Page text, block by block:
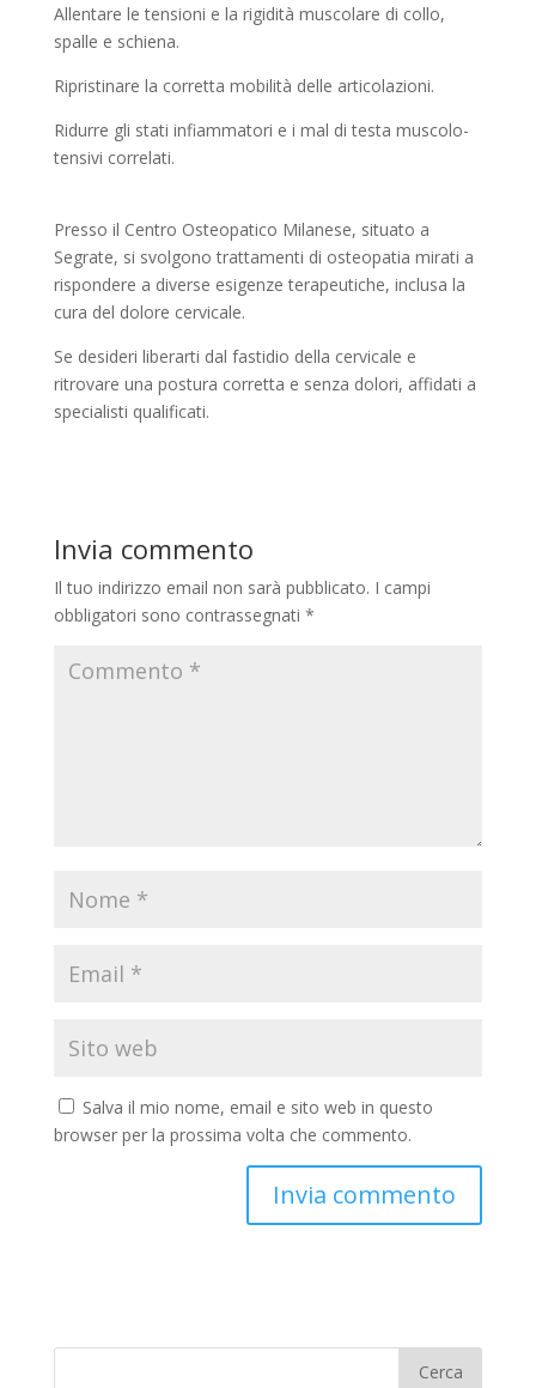
Allentare le tensioni e la rigidità muscolare di collo,
spalle e schiena.
Ripristinare la corretta mobilità delle articolazioni.
Ridurre gli stati infiammatori e i mal di testa muscolo-
tensivi correlati.
Presso il Centro Osteopatico Milanese, situato a
Segrate, si svolgono trattamenti di osteopatia mirati a
rispondere a diverse esigenze terapeutiche, inclusa la
cura del dolore cervicale.
Se desideri liberarti dal fastidio della cervicale e
ritrovare una postura corretta e senza dolori, affidati a
specialisti qualificati.
Invia commento
Il tuo indirizzo email non sarà pubblicato. I campi
obbligatori sono contrassegnati *
Salva il mio nome, email e sito web in questo
browser per la prossima volta che commento.